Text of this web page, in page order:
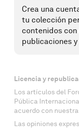
Crea una
tu colección
contenidos
publicaciones
Licencia y
Los artículos del
Pública
acuerdo con
Las opiniones